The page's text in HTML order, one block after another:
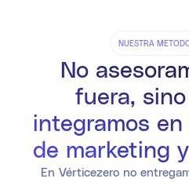
NUESTRA
No
fuera,
integramos
de marketing
En Vérticezero no